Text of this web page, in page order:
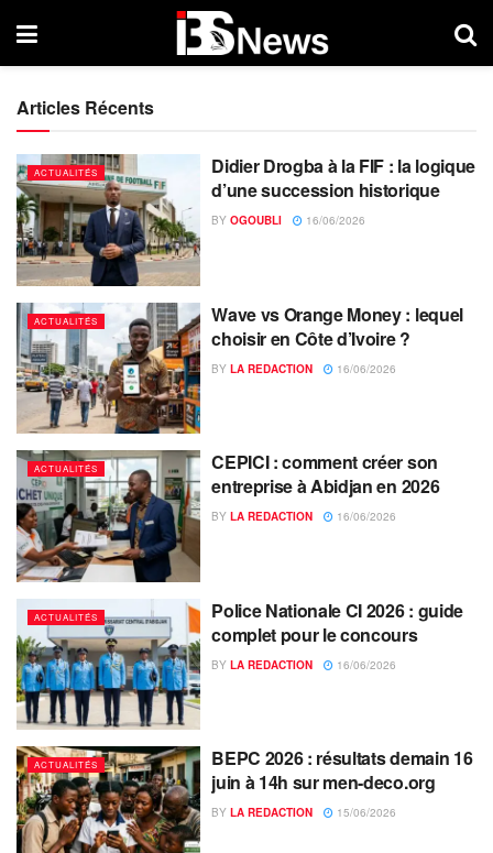
Articles Récents
ACTUALITÉS
Didier Drogba à la FIF : la logique
d’une succession historique
BY OGOUBLI 16/06/2026
ACTUALITÉS
Wave vs Orange Money : lequel
choisir en Côte d’Ivoire ?
BY LA REDACTION 16/06/2026
ACTUALITÉS
CEPICI : comment créer son
entreprise à Abidjan en 2026
BY LA REDACTION 16/06/2026
ACTUALITÉS
Police Nationale CI 2026 : guide
complet pour le concours
BY LA REDACTION 16/06/2026
ACTUALITÉS
BEPC 2026 : résultats demain 16
juin à 14h sur men-deco.org
BY LA REDACTION 15/06/2026